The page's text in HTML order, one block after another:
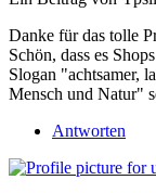
Danke für das tolle
Schön, dass es
Slogan "achtsamer,
Mensch und Natur"
Antworten